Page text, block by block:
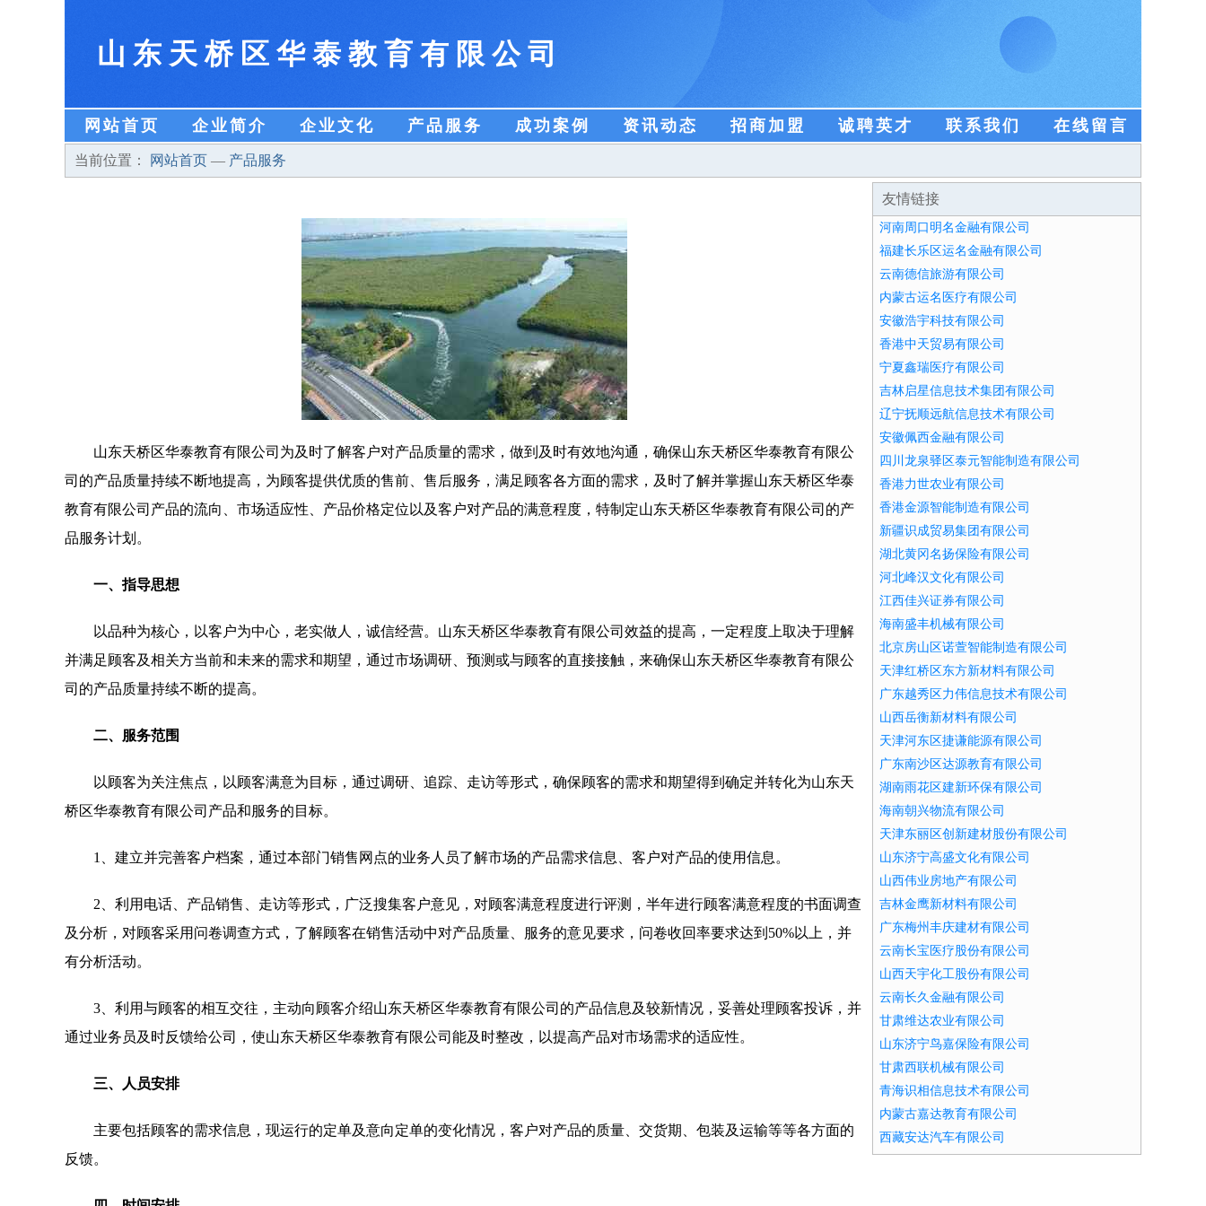
山东天桥区华泰教育有限公司
网站首页 企业简介 企业文化 产品服务 成功案例 资讯动态 招商加盟 诚聘英才 联系我们 在线留言
当前位置： 网站首页 — 产品服务
山东天桥区华泰教育有限公司为及时了解客户对产品质量的需求，做到及时有效地沟通，确保山东天桥区华泰教育有限公
司的产品质量持续不断地提高，为顾客提供优质的售前、售后服务，满足顾客各方面的需求，及时了解并掌握山东天桥区华泰
教育有限公司产品的流向、市场适应性、产品价格定位以及客户对产品的满意程度，特制定山东天桥区华泰教育有限公司的产
品服务计划。
一、指导思想
以品种为核心，以客户为中心，老实做人，诚信经营。山东天桥区华泰教育有限公司效益的提高，一定程度上取决于理解
并满足顾客及相关方当前和未来的需求和期望，通过市场调研、预测或与顾客的直接接触，来确保山东天桥区华泰教育有限公
司的产品质量持续不断的提高。
二、服务范围
以顾客为关注焦点，以顾客满意为目标，通过调研、追踪、走访等形式，确保顾客的需求和期望得到确定并转化为山东天
桥区华泰教育有限公司产品和服务的目标。
1、建立并完善客户档案，通过本部门销售网点的业务人员了解市场的产品需求信息、客户对产品的使用信息。
2、利用电话、产品销售、走访等形式，广泛搜集客户意见，对顾客满意程度进行评测，半年进行顾客满意程度的书面调查
及分析，对顾客采用问卷调查方式，了解顾客在销售活动中对产品质量、服务的意见要求，问卷收回率要求达到50%以上，并
有分析活动。
3、利用与顾客的相互交往，主动向顾客介绍山东天桥区华泰教育有限公司的产品信息及较新情况，妥善处理顾客投诉，并
通过业务员及时反馈给公司，使山东天桥区华泰教育有限公司能及时整改，以提高产品对市场需求的适应性。
三、人员安排
主要包括顾客的需求信息，现运行的定单及意向定单的变化情况，客户对产品的质量、交货期、包装及运输等等各方面的
反馈。
友情链接
河南周口明名金融有限公司
福建长乐区运名金融有限公司
云南德信旅游有限公司
内蒙古运名医疗有限公司
安徽浩宇科技有限公司
香港中天贸易有限公司
宁夏鑫瑞医疗有限公司
吉林启星信息技术集团有限公司
辽宁抚顺远航信息技术有限公司
安徽佩西金融有限公司
四川龙泉驿区泰元智能制造有限公司
香港力世农业有限公司
香港金源智能制造有限公司
新疆识成贸易集团有限公司
湖北黄冈名扬保险有限公司
河北峰汉文化有限公司
江西佳兴证券有限公司
海南盛丰机械有限公司
北京房山区诺萱智能制造有限公司
天津红桥区东方新材料有限公司
广东越秀区力伟信息技术有限公司
山西岳衡新材料有限公司
天津河东区捷谦能源有限公司
广东南沙区达源教育有限公司
湖南雨花区建新环保有限公司
海南朝兴物流有限公司
天津东丽区创新建材股份有限公司
山东济宁高盛文化有限公司
山西伟业房地产有限公司
吉林金鹰新材料有限公司
广东梅州丰庆建材有限公司
云南长宝医疗股份有限公司
山西天宇化工股份有限公司
云南长久金融有限公司
甘肃维达农业有限公司
山东济宁鸟嘉保险有限公司
甘肃西联机械有限公司
青海识相信息技术有限公司
内蒙古嘉达教育有限公司
西藏安达汽车有限公司